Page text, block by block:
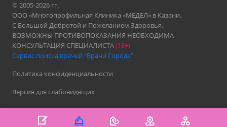
© 2005-2026 гг.
ООО «Многопрофильная Клиника «МЕДЕЛ» в Казани.
С Большой Добротой и Пожеланием Здоровья.
ВОЗМОЖНЫ ПРОТИВОПОКАЗАНИЯ НЕОБХОДИМА
КОНСУЛЬТАЦИЯ СПЕЦИАЛИСТА(18+)
Сервис поиска врачей "Врачи Города"
Политика конфиденциальности
Версия для слабовидящих